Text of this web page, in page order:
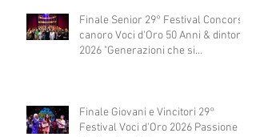
Finale Senior 29° Festival Concorso
canoro Voci d'Oro 50 Anni & dintorni
2026 "Generazioni che si
Finale Giovani e Vincitori 29°
Festival Voci d'Oro 2026 Passione e